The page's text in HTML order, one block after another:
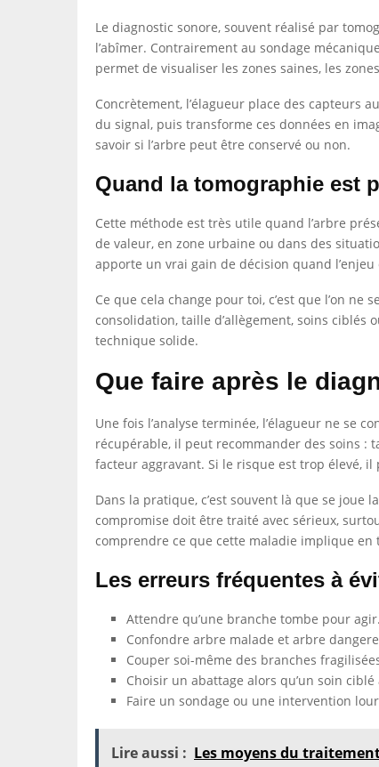
Le diagnostic sonore, souvent réalisé par
l’abîmer. Contrairement au sondage
permet de visualiser les zones saines, les
Concrètement, l’élagueur place des capteurs
du signal, puis transforme ces données en
savoir si l’arbre peut être conservé ou non.
Quand la tomographie est
Cette méthode est très utile quand l’arbre
de valeur, en zone urbaine ou dans des
apporte un vrai gain de décision quand
Ce que cela change pour toi, c’est que l’on
consolidation, taille d’allègement, soins ciblés
technique solide.
Que faire après le
Une fois l’analyse terminée, l’élagueur ne se
récupérable, il peut recommander des soins :
facteur aggravant. Si le risque est trop élevé,
Dans la pratique, c’est souvent là que se
compromise doit être traité avec sérieux,
comprendre ce que cette maladie implique en
Les erreurs fréquentes à
Attendre qu’une branche tombe pour agir.
Confondre arbre malade et arbre
Couper soi-même des branches
Choisir un abattage alors qu’un soin
Faire un sondage ou une intervention
Lire aussi : Les moyens du